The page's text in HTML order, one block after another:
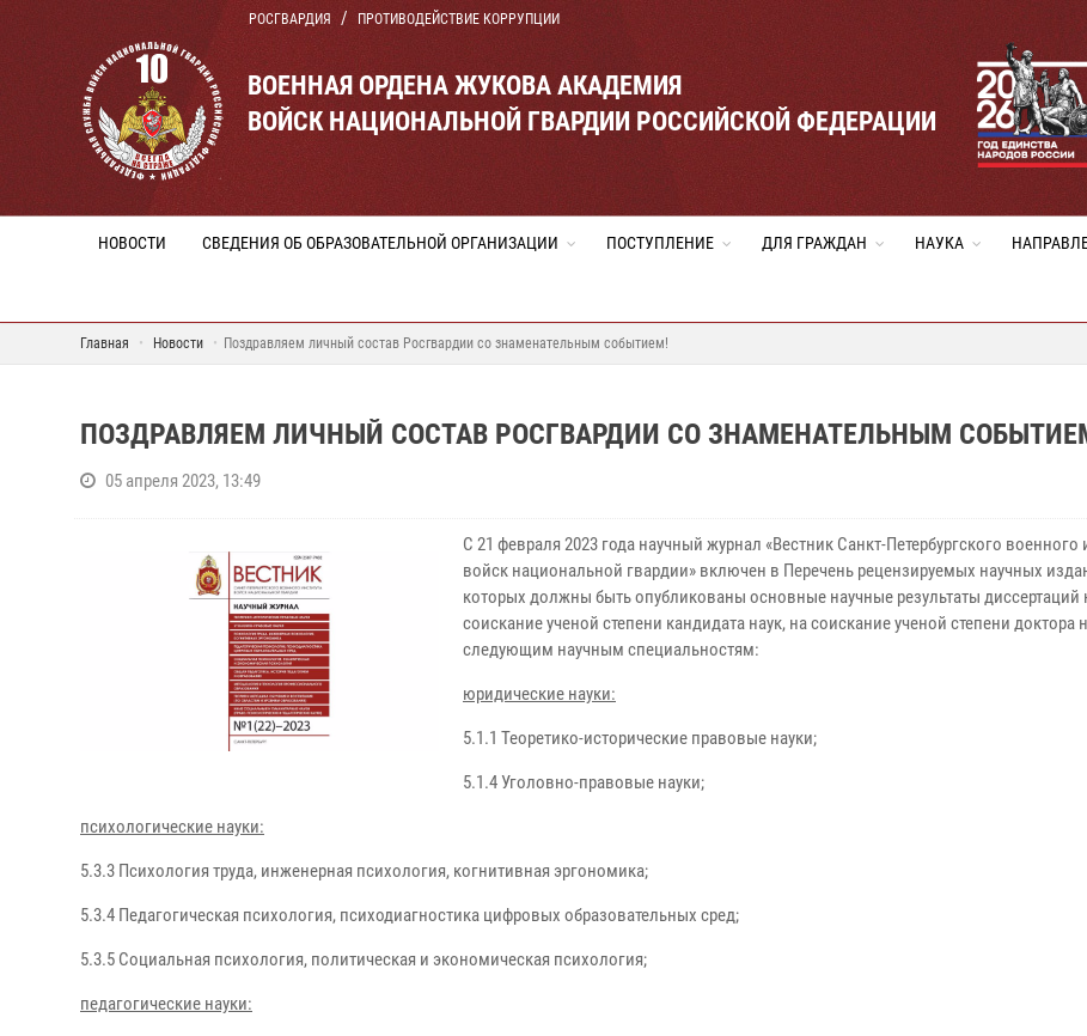
РОСГВАРДИЯ ПРОТИВОДЕЙСТВИЕ КОРРУПЦИИ
ВОЕННАЯ ОРДЕНА ЖУКОВА АКАДЕМИЯ
ВОЙСК НАЦИОНАЛЬНОЙ ГВАРДИИ РОССИЙСКОЙ ФЕДЕРАЦИИ
НОВОСТИ СВЕДЕНИЯ ОБ ОБРАЗОВАТЕЛЬНОЙ ОРГАНИЗАЦИИ ПОСТУПЛЕНИЕ ДЛЯ ГРАЖДАН НАУКА
Главная Новости Поздравляем личный состав Росгвардии со знаменательным событием!
ПОЗДРАВЛЯЕМ ЛИЧНЫЙ СОСТАВ РОСГВАРДИИ СО ЗНАМЕНАТЕЛЬНЫМ
05 апреля 2023, 13:49
С 21 февраля 2023 года научный журнал «Вестник Санкт-Петербургского военного
войск национальной гвардии» включен в Перечень рецензируемых научных
которых должны быть опубликованы основные научные результаты диссертаций
соискание ученой степени кандидата наук, на соискание ученой степени доктора
следующим научным специальностям:
юридические науки:
5.1.1 Теоретико-исторические правовые науки;
5.1.4 Уголовно-правовые науки;
психологические науки:
5.3.3 Психология труда, инженерная психология, когнитивная эргономика;
5.3.4 Педагогическая психология, психодиагностика цифровых образовательных сред;
5.3.5 Социальная психология, политическая и экономическая психология;
педагогические науки: